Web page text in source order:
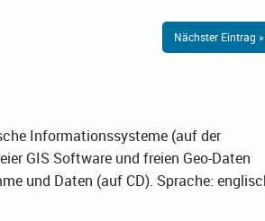
Nächster Eintrag »
Informationssysteme (auf der
GIS Software und freien Geo-Daten
und Daten (auf CD). Sprache: